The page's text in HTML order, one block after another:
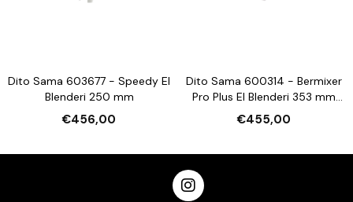
Dito Sama 603677 - Speedy El
Blenderi 250 mm
€456,00
Dito Sama 600314 - Bermixer
Pro Plus El Blenderi 353 mm
350 W
€455,00